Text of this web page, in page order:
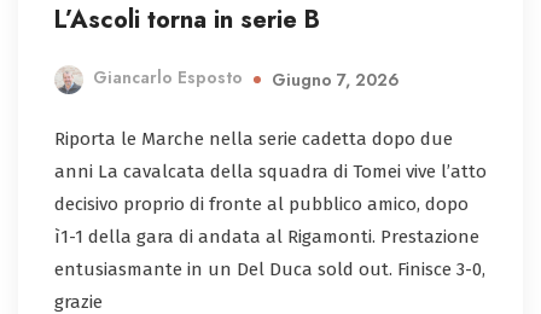
L’Ascoli torna in serie B
Giancarlo Esposto Giugno 7, 2026
Riporta le Marche nella serie cadetta dopo due
anni La cavalcata della squadra di Tomei vive l’atto
decisivo proprio di fronte al pubblico amico, dopo
ì1-1 della gara di andata al Rigamonti. Prestazione
entusiasmante in un Del Duca sold out. Finisce 3-0,
grazie